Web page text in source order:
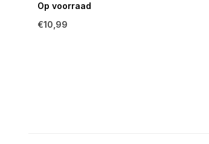
Op voorraad
€10,99